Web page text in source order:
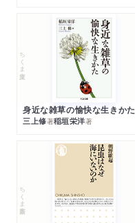
ちくま文庫
身近な雑草の愉快な生きかた
三上修著稲垣栄洋著
ちくま新書